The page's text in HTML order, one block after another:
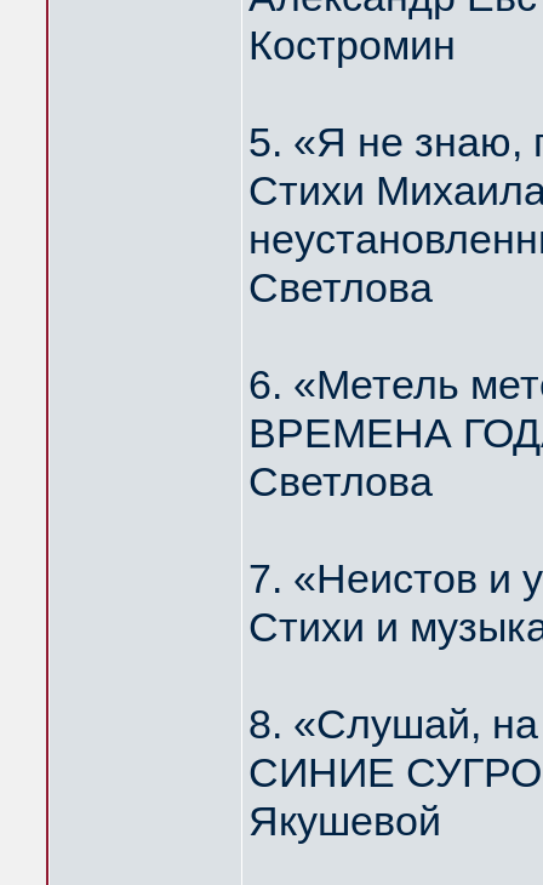
Костромин
5. «Я не знаю,
Стихи
Светлова
6. «Метель
ВРЕМЕНА
Светлова
7. «Неистов
Стихи и
8. «Слушай,
СИНИЕ
Якушевой